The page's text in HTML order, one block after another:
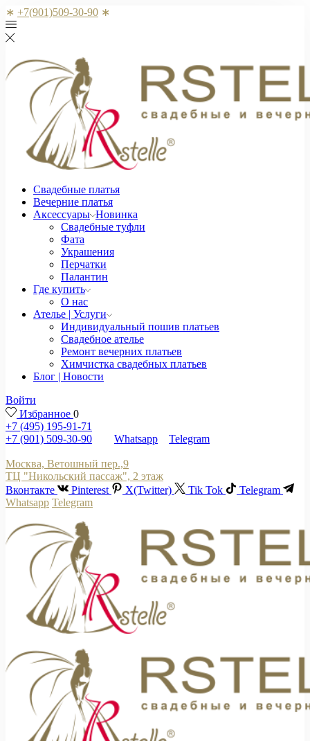
∗ +7(901)509-30-90 ∗
Свадебные платья
Вечерние платья
Аксессуары Новинка
Свадебные туфли
Фата
Украшения
Перчатки
Палантин
Где купить
О нас
Ателье | Услуги
Индивидуальный пошив платьев
Свадебное ателье
Ремонт вечерних платьев
Химчистка свадебных платьев
Блог | Новости
Войти
Избранное 0
+7 (495) 195-91-71
+7 (901) 509-30-90
Whatsapp Telegram
Москва, Ветошный пер.,9
ТЦ "Никольский пассаж", 2 этаж
Вконтакте
Pinterest X(Twitter) Tik Tok
Telegram
Whatsapp Telegram